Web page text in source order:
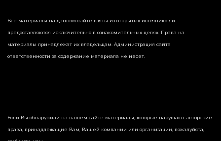
Все материалы на данном сайте взяты из открытых источников и
предоставляются исключительно в ознакомительных целях. Права на
материалы принадлежат их владельцам. Администрация сайта
ответственности за содержание материала не несет.
Если Вы обнаружили на нашем сайте материалы, которые нарушают авторские
права, принадлежащие Вам, Вашей компании или организации, пожалуйста,